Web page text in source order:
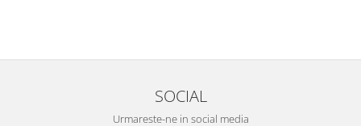
SOCIAL
Urmareste-ne in social media